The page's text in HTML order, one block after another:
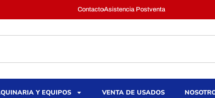
ContactoAsistencia Postventa
Y EQUIPOS VENTA DE USADOS